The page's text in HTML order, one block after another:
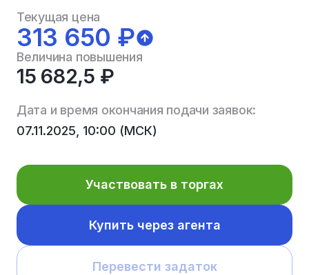
Текущая цена
313 650 ₽
Величина повышения
15 682,5 ₽
Дата и время окончания подачи заявок:
07.11.2025, 10:00 (МСК)
Участвовать в торгах
Купить через агента
Перевести задаток